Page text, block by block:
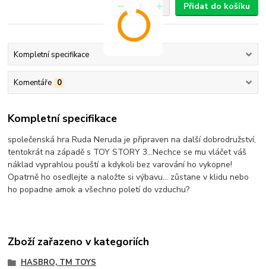
Přidat do košíku
Kompletní specifikace
Komentáře 0
Kompletní specifikace
společenská hra Ruda Neruda je připraven na další dobrodružství,
tentokrát na západě s TOY STORY 3...Nechce se mu vláčet váš
náklad vyprahlou pouští a kdykoli bez varování ho vykopne!
Opatrně ho osedlejte a naložte si výbavu... zůstane v klidu nebo
ho popadne amok a všechno poletí do vzduchu?
Zboží zařazeno v kategoriích
HASBRO, TM TOYS